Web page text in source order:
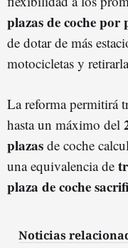
plazas de coche por
de dotar de más
motocicletas y
La reforma permitirá
hasta un máximo del
plazas de coche
una equivalencia de
plaza de coche
Noticias